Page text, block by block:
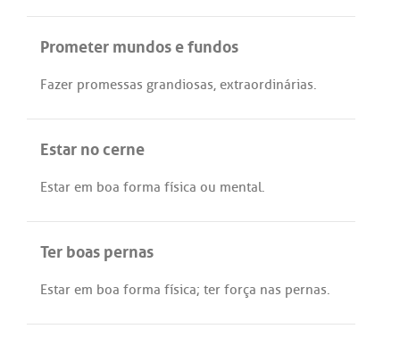
Prometer mundos e fundos
Fazer promessas grandiosas, extraordinárias.
Estar no cerne
Estar em boa forma física ou mental.
Ter boas pernas
Estar em boa forma física; ter força nas pernas.